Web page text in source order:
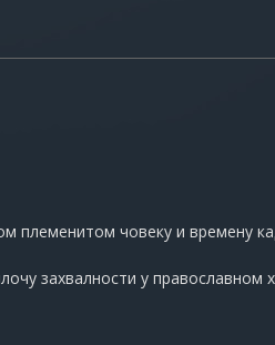
племенитом човеку и времену
захвалности у православном